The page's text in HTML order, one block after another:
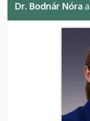
Dr. Bodnár Nóra